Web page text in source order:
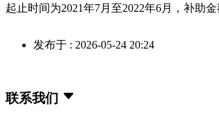
起止时间为2021年7月至2022年6月，补助
发布于 : 2026-05-24 20:24
联系我们